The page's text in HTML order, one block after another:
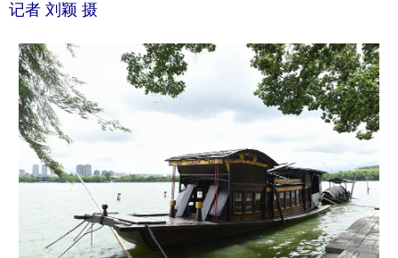
新疆 内蒙古 黑龙江
多语种频道
English Español Français عربى
Русский язык 日本語 한국어
Deutsch Português
记者 刘颖 摄